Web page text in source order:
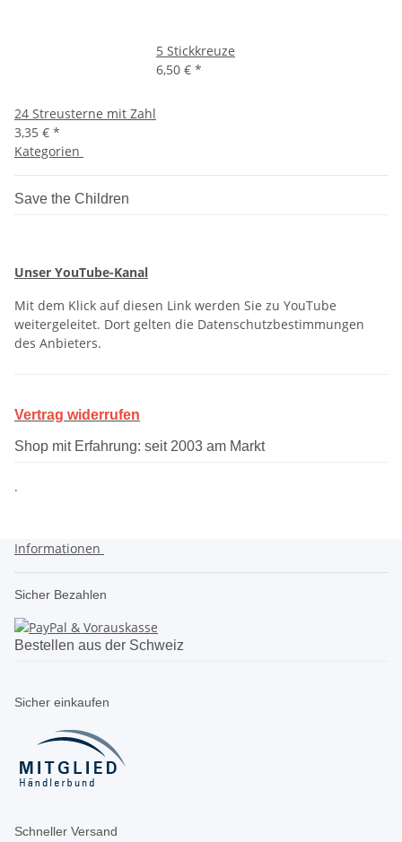
24 Streusterne mit Zahl
3,35 € *
5 Stickkreuze
6,50 € *
Kategorien
Save the Children
Unser YouTube-Kanal
Mit dem Klick auf diesen Link werden Sie zu YouTube
weitergeleitet. Dort gelten die Datenschutzbestimmungen
des Anbieters.
Vertrag widerrufen
Shop mit Erfahrung: seit 2003 am Markt
.
Informationen
Sicher Bezahlen
Bestellen aus der Schweiz
Sicher einkaufen
Schneller Versand